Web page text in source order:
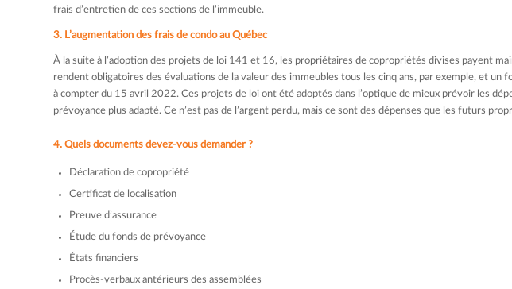
frais d’entretien de ces sections de l’immeuble.
3. L’augmentation des frais de condo au Québec
À la suite à l’adoption des projets de loi 141 et 16, les propriétaires de copropriétés divises payent
rendent obligatoires des évaluations de la valeur des immeubles tous les cinq ans, par exemple, et un
à compter du 15 avril 2022. Ces projets de loi ont été adoptés dans l’optique de mieux prévoir les
prévoyance plus adapté. Ce n’est pas de l’argent perdu, mais ce sont des dépenses que les futurs
4. Quels documents devez-vous demander ?
Déclaration de copropriété
Certificat de localisation
Preuve d’assurance
Étude du fonds de prévoyance
États financiers
Procès-verbaux antérieurs des assemblées